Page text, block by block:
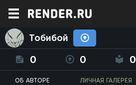
Тобибой
0 0 0
ОБ АВТОРЕ ЛИЧНАЯ ГАЛЕРЕЯ